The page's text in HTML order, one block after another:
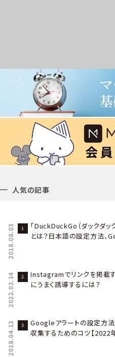
人気の記事
2018.08.03
「DuckDuckGo（ダックダッ
とは？日本語の設定方法、
2022.02.14
Instagramでリンクを掲載
にうまく誘導するには？
2018.04.12
Googleアラートの設定方法
収集するためのコツ【